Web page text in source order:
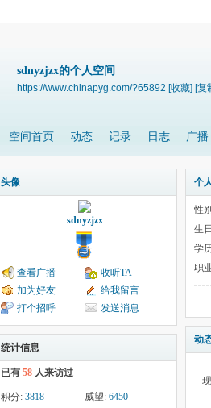
sdnyzjzx的个人空间
https://www.chinapyg.com/?65892 [收藏] [复
空间首页 动态 记录 日志 广播
头像
sdnyzjzx
查看广播
收听TA
加为好友
给我留言
打个招呼
发送消息
统计信息
已有 58 人来访过
积分: 3818 威望: 6450
个
性别
生日
学
职
动